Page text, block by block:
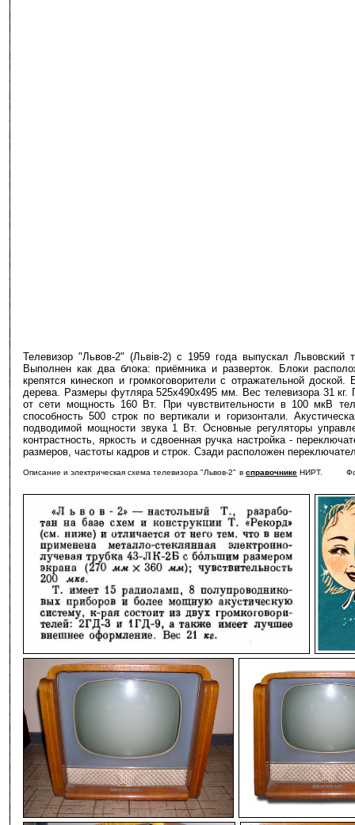
Телевизор "Львов-2" (Львiв-2) с 1959 года выпускал
Выполнен как два блока: приёмника и разверток. Блоки
крепятся кинескоп и громкоговорители с отражательной
дерева. Размеры футляра 525х490х495 мм. Вес телевизора 31
от сети мощность 160 Вт. При чувствительности в 100 мкВ
способность 500 строк по вертикали и горизонтали.
подводимой мощности звука 1 Вт. Основные регуляторы
контрастность, яркость и сдвоенная ручка настройка -
размеров, частоты кадров и строк. Сзади расположен
Описание и электрическая схема телевизора "Львов-2" в справочнике НИРТ.